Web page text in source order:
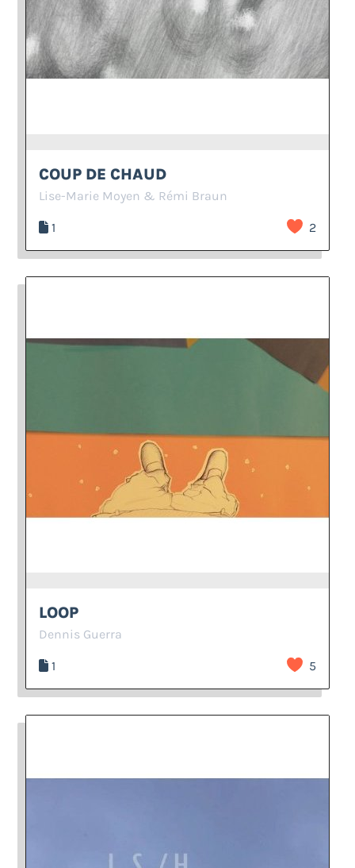
COUP DE CHAUD
Lise-Marie Moyen & Rémi Braun
1 2
LOOP
Dennis Guerra
1 5